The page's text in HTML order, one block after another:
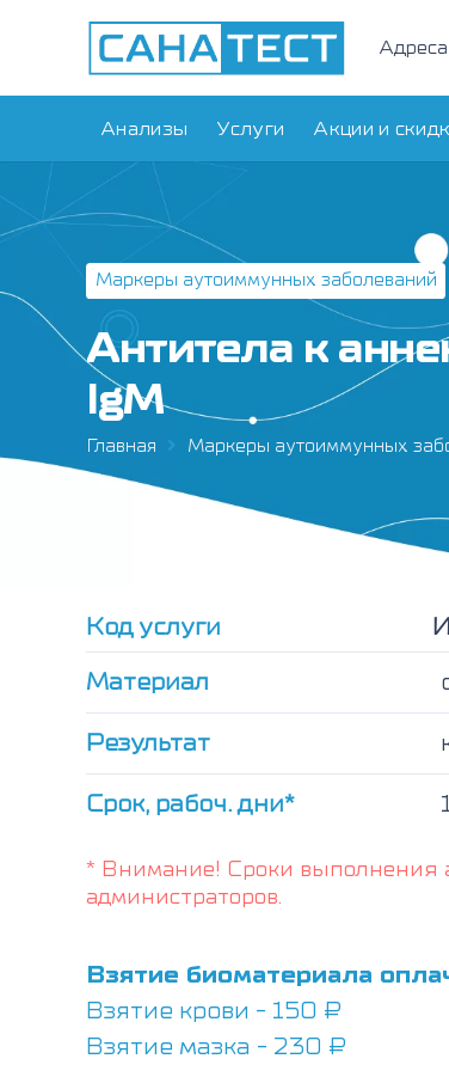
Анализы Услуги Акции и
Маркеры аутоиммунных заболеваний
Антитела к
IgM
Главная Маркеры аутоиммунных
Код услуги
Материал
Результат
Срок, рабоч. дни*
* Внимание! Сроки выполнения
администраторов.
Взятие биоматериала
Взятие крови - 150 ₽
Взятие мазка - 230 ₽